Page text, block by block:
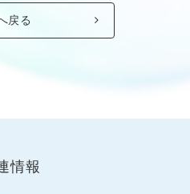
戻る
情報